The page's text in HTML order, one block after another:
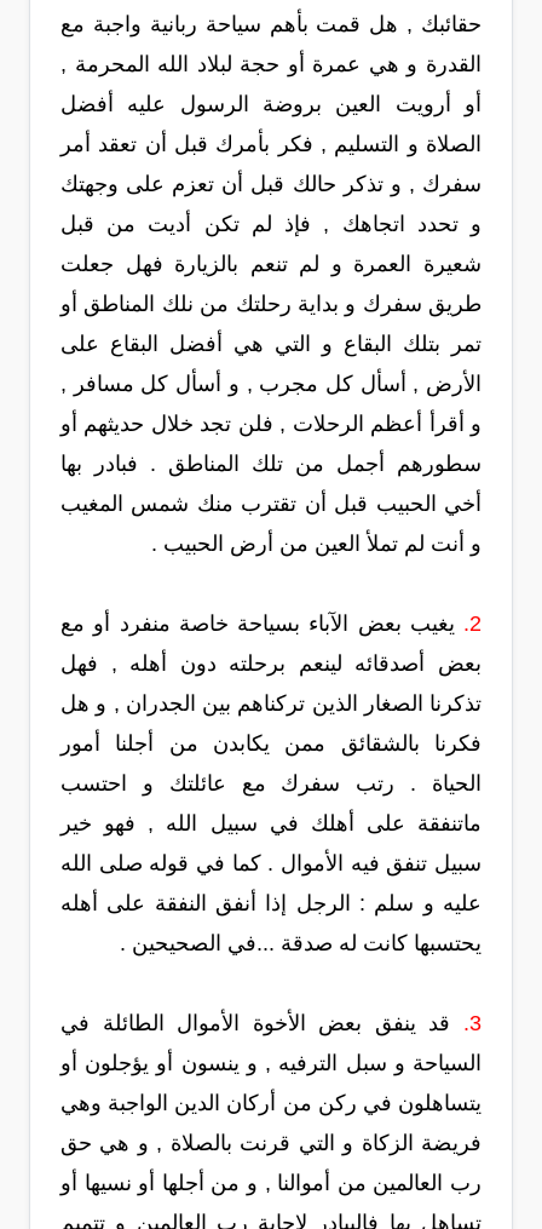
حقائبك , هل قمت بأهم سياحة ربانية واجبة مع
القدرة و هي عمرة أو حجة لبلاد الله المحرمة ,
أو أرويت العين بروضة الرسول عليه أفضل
الصلاة و التسليم , فكر بأمرك قبل أن تعقد أمر
سفرك , و تذكر حالك قبل أن تعزم على وجهتك
و تحدد اتجاهك , فإذ لم تكن أديت من قبل
شعيرة العمرة و لم تنعم بالزيارة فهل جعلت
طريق سفرك و بداية رحلتك من نلك المناطق أو
تمر بتلك البقاع و التي هي أفضل البقاع على
الأرض , أسأل كل مجرب , و أسأل كل مسافر ,
و أقرأ أعظم الرحلات , فلن تجد خلال حديثهم أو
سطورهم أجمل من تلك المناطق . فبادر بها
أخي الحبيب قبل أن تقترب منك شمس المغيب
و أنت لم تملأ العين من أرض الحبيب .
2.
يغيب بعض الآباء بسياحة خاصة منفرد أو مع
بعض أصدقائه لينعم برحلته دون أهله , فهل
تذكرنا الصغار الذين تركناهم بين الجدران , و هل
فكرنا بالشقائق ممن يكابدن من أجلنا أمور
الحياة . رتب سفرك مع عائلتك و احتسب
ماتنفقة على أهلك في سبيل الله , فهو خير
سبيل تنفق فيه الأموال . كما في قوله صلى الله
عليه و سلم : الرجل إذا أنفق النفقة على أهله
يحتسبها كانت له صدقة ...في الصحيحين .
3.
قد ينفق بعض الأخوة الأموال الطائلة في
السياحة و سبل الترفيه , و ينسون أو يؤجلون أو
يتساهلون في ركن من أركان الدين الواجبة وهي
فريضة الزكاة و التي قرنت بالصلاة , و هي حق
رب العالمين من أموالنا , و من أجلها أو نسيها أو
تساهل بها فاليبادر لإجابة رب العالمين و تتميم